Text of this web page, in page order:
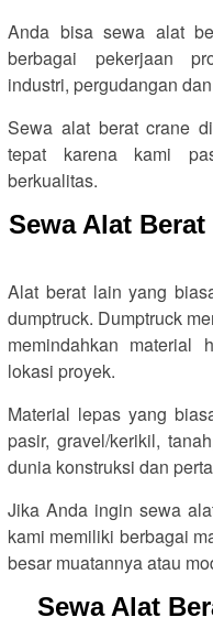
Anda bisa sewa alat
berbagai pekerjaan
industri, pergudangan
Sewa alat berat crane
tepat karena kami
berkualitas.
Sewa Alat
Alat berat lain yang
dumptruck. Dumptruck
memindahkan
lokasi proyek.
Material lepas yang
pasir, gravel/kerikil,
dunia konstruksi dan
Jika Anda ingin sewa
kami memiliki berbagai
besar muatannya atau
Sewa Alat